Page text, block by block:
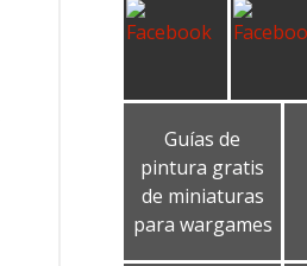
Guías de
pintura gratis
de miniaturas
para wargames